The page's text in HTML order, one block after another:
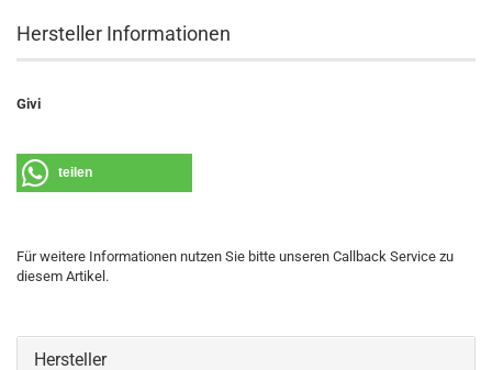
Hersteller Informationen
Givi
teilen
Für weitere Informationen nutzen Sie bitte unseren Callback Service zu
diesem Artikel.
Hersteller